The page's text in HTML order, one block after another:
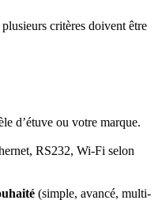
critères doivent être
d’étuve ou votre marque.
RS232, Wi-Fi selon
(simple, avancé, multi-